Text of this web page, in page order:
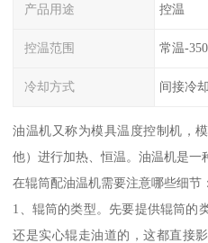
产品用途 控温
控温范围 常温-
冷却方式 间接冷
油温机又称为模具温度控制机，
他）进行加热、恒温。油温机是一
在辊筒配油温机需要注意哪些细节：
1、辊筒的类型。先要提供辊筒的
还是实心辊走油道的，这都直接